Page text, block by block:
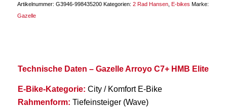
Artikelnummer: G3946-998435200 Kategorien: 2 Rad Hansen, E-bikes Marke:
Gazelle
Technische Daten – Gazelle Arroyo C7+ HMB Elite
E-Bike-Kategorie: City / Komfort E-Bike
Rahmenform: Tiefeinsteiger (Wave)